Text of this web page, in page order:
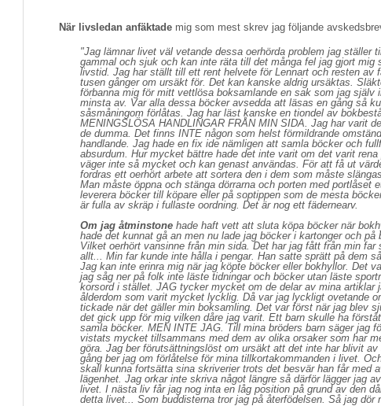
När livsledan anfäktade mig som mest skrev jag följande
"Jag lämnar livet väl vetande dessa oerhörda problem jag ställer
gammal och sjuk och kan inte räta till det många fel jag gjort mig
livstid. Jag har ställt till ett rent helvete för Lennart och resten av
tusen gånger om ursäkt för. Det kan kanske aldrig ursäktas.
förbanna mig för mitt vettlösa boksamlande en sak som jag själv
minsta av. Var alla dessa böcker avsedda att läsas en gång så
såsmåningom förlåtas. Jag har läst kanske en tiondel av
MENINGSLÖSA HANDLINGAR FRÅN MIN SIDA. Jag har varit
de dumma. Det finns INTE någon som helst förmildrande
handlande. Jag hade en fix ide nämligen att samla böcker och
absurdum. Hur mycket bättre hade det inte varit om det varit
väger inte så mycket och kan genast användas. För att få ut
fordras ett oerhört arbete att sortera den i dem som måste
Man måste öppna och stänga dörrarna och porten med portlåset
leverera böcker till köpare eller på soptippen som de mesta
är fulla av skräp i fullaste oordning. Det är nog ett fädernearv.
Om jag åtminstone hade haft vett att sluta köpa böcker när
hade det kunnat gå an men nu lade jag böcker i kartonger och på
Vilket oerhört vansinne från min sida. Det har jag fått från min far
allt... Min far kunde inte hålla i pengar. Han satte sprätt på dem
Jag kan inte erinra mig när jag köpte böcker eller bokhyllor. Det
jag såg ner på folk inte läste tidningar och böcker utan läste
korsord i stället. JAG tycker mycket om de delar av mina artiklar
ålderdom som varit mycket lycklig. Då var jag lyckligt ovetande
tickade när det gäller min boksamling. Det var först när jag blev
det gick upp för mig vilken dåre jag varit. Ett barn skulle ha
samla böcker. MEN INTE JAG. Till mina bröders barn säger jag
vistats mycket tillsammans med dem av olika orsaker som har
göra. Jag ber förutsättningslöst om ursäkt att det inte har blivit
gång ber jag om förlåtelse för mina tillkortakommanden i livet.
skall kunna fortsätta sina skriverier trots det besvär han får med
lägenhet. Jag orkar inte skriva något längre så därför lägger jag
livet. I nästa liv får jag nog inta en låg position på grund av den
detta livet... Som buddisterna tror jag på återfödelsen. Så jag dör